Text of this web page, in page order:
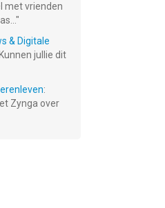
met vrienden
"
& Digitale
jullie dit
:
Zynga over